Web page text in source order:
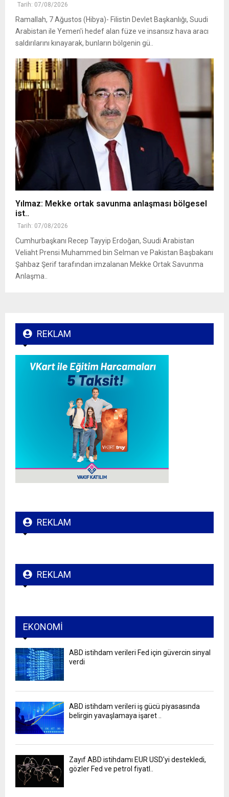
Tarih: 07/08/2026
Ramallah, 7 Ağustos (Hibya)- Filistin Devlet Başkanlığı, Suudi
Arabistan ile Yemen'i hedef alan füze ve insansız hava aracı
saldırılarını kınayarak, bunların bölgenin gü..
Yılmaz: Mekke ortak savunma anlaşması bölgesel
ist..
Tarih: 07/08/2026
Cumhurbaşkanı Recep Tayyip Erdoğan, Suudi Arabistan
Veliaht Prensi Muhammed bin Selman ve Pakistan Başbakanı
Şahbaz Şerif tarafından imzalanan Mekke Ortak Savunma
Anlaşma..
REKLAM
REKLAM
REKLAM
EKONOMI
ABD istihdam verileri Fed için güvercin sinyal
verdi
ABD istihdam verileri iş gücü piyasasında
belirgin yavaşlamaya işaret ..
Zayıf ABD istihdamı EUR USD'yi destekledi,
gözler Fed ve petrol fiyatl..